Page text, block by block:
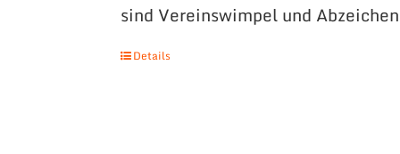
sind Vereinswimpel und
Details